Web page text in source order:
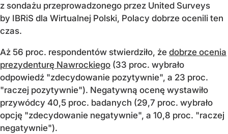
z sondażu przeprowadzonego przez United Surveys
by IBRiS dla Wirtualnej Polski, Polacy dobrze ocenili ten
czas.
Aż 56 proc. respondentów stwierdziło, że dobrze ocenia
prezydenturę Nawrockiego (33 proc. wybrało
odpowiedź "zdecydowanie pozytywnie", a 23 proc.
"raczej pozytywnie"). Negatywną ocenę wystawiło
przywódcy 40,5 proc. badanych (29,7 proc. wybrało
opcję "zdecydowanie negatywnie", a 10,8 proc. "raczej
negatywnie").